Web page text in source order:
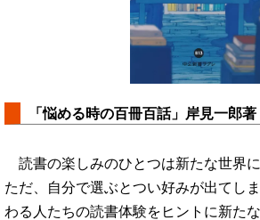
「悩める時の百冊百話」岸見一郎著
読書の楽しみのひとつは新たな世界に
ただ、自分で選ぶとつい好みが出てし
わる人たちの読書体験をヒントに新た